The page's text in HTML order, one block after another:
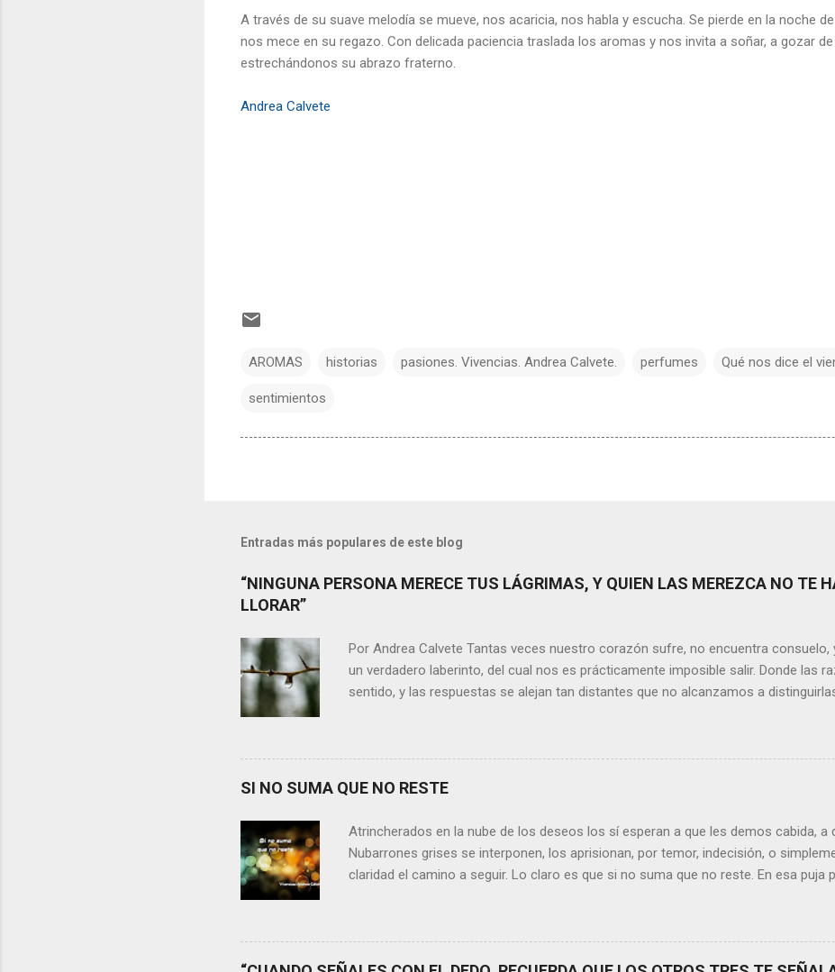
A través de su suave melodía se mueve, nos acaricia, nos habla y escucha. Se pierde en la noche
nos mece en su regazo. Con delicada paciencia traslada los aromas y nos invita a soñar, a gozar de
estrechándonos su abrazo fraterno.
Andrea Calvete
AROMAS historias pasiones. Vivencias. Andrea Calvete. perfumes Qué nos dice el
sentimientos
Entradas más populares de este blog
“NINGUNA PERSONA MERECE TUS LÁGRIMAS, Y QUIEN LAS MEREZCA NO TE
LLORAR”
Por Andrea Calvete Tantas veces nuestro corazón sufre, no encuentra consuelo,
un verdadero laberinto, del cual nos es prácticamente imposible salir. Donde las
sentido, y las respuestas se alejan tan distantes que no alcanzamos a
conteste rápidamente que sí a esta pregunta. Por otra parte, si nos ponemos a
momento de la vida todos hemos sufrido por causa de una persona. Entonces
Si reflexionamos sobre la frase de Gabriel García Márquez que dice que “ninguna
somos, y es posible que su mirada nos realce, pues los ojos del amor tienen esa
SI NO SUMA QUE NO RESTE
Atrincherados en la nube de los deseos los sí esperan a que les demos cabida, a
Nubarrones grises se interponen, los aprisionan, por temor, indecisión, o
claridad el camino a seguir. Lo claro es que si no suma que no reste. En esa puja
preguntarnos si agregan algo , si aportan de alguna forma a nuestro día a día, y
que no nos quinten tiempo o energía, elementos que en la medida que pasa la
escasos y necesarios. Evidentemente, de lo malo, de lo difícil es donde más